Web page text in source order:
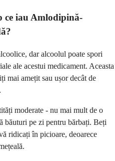
ce iau Amlodipină-
dar alcoolul poate spori
ale acestui medicament. Aceasta
mai amețit sau ușor decât de
moderate - nu mai mult de o
băuturi pe zi pentru bărbați. Beți
ridicați în picioare, deoarece